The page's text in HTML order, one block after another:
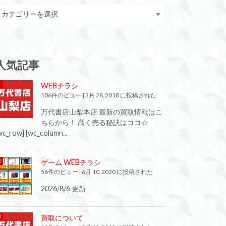
気記事
WEBチラシ
106件のビュー | 3月 28, 2018 に投稿された
万代書店山梨本店 最新の買取情報はこ
ちらから！ 高く売る秘訣はココ☆
[wc_column...
ゲーム WEBチラシ
56件のビュー | 6月 10, 2020 に投稿された
2026/8/6 更新
買取について